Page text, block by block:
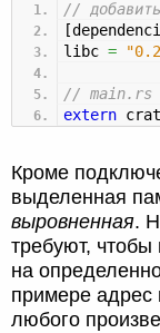
//
[
libc =
// main.rs
extern
Кроме
выделенная
выровненная.
требуют,
на
примере адрес
любого